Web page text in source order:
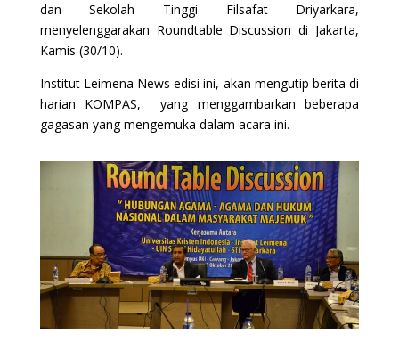
dan Sekolah Tinggi Filsafat Driyarkara,
menyelenggarakan Roundtable Discussion di Jakarta,
Kamis (30/10).
Institut Leimena News edisi ini, akan mengutip berita di
harian KOMPAS, yang menggambarkan beberapa
gagasan yang mengemuka dalam acara ini.